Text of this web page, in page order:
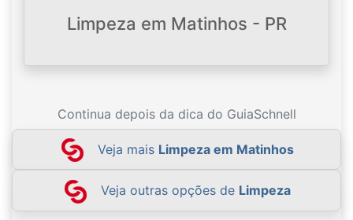
Limpeza em Matinhos - PR
Continua depois da dica do GuiaSchnell
Veja mais Limpeza em Matinhos
Veja outras opções de Limpeza